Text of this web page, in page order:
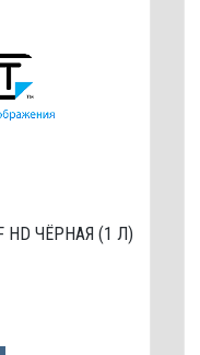
HD ЧЁРНАЯ (1 Л)